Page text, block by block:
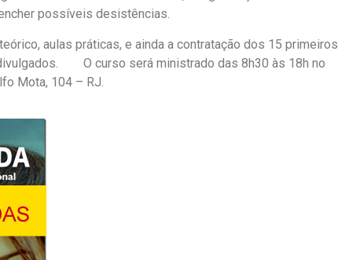
possíveis desistências.
aulas práticas, e ainda a contratação dos 15 primeiros
O curso será ministrado das 8h30 às 18h no
Mota, 104 – RJ.